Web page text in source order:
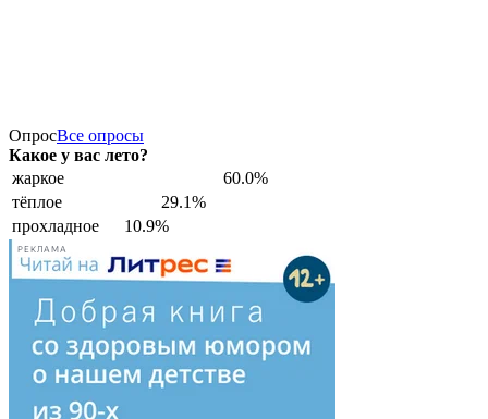
ОпросВсе опросы
Какое у вас лето?
жаркое
60.0%
тёплое
29.1%
прохладное
10.9%
РЕКЛАМА